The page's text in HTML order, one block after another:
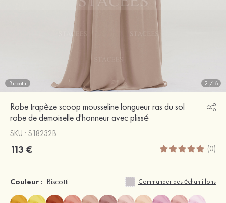
Biscotti 2 / 6
Robe trapèze scoop mousseline longueur ras du sol
robe de demoiselle d'honneur avec plissé
SKU : S18232B
113 € (0)
Couleur : Biscotti Commander des échantillons